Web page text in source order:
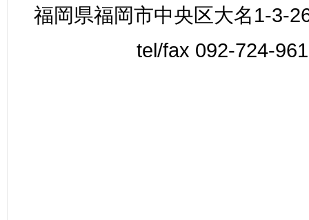
福岡県福岡市中央区大名1-3-
tel/fax 092-724-